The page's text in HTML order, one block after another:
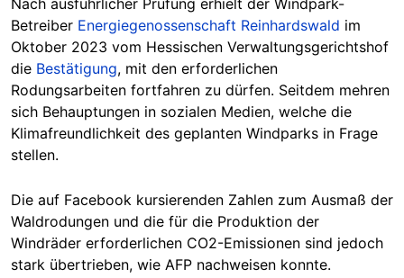
Nach ausführlicher Prüfung erhielt der Windpark-
Betreiber Energiegenossenschaft Reinhardswald im
Oktober 2023 vom Hessischen Verwaltungsgerichtshof
die Bestätigung, mit den erforderlichen
Rodungsarbeiten fortfahren zu dürfen. Seitdem mehren
sich Behauptungen in sozialen Medien, welche die
Klimafreundlichkeit des geplanten Windparks in Frage
stellen.
Die auf Facebook kursierenden Zahlen zum Ausmaß der
Waldrodungen und die für die Produktion der
Windräder erforderlichen CO2-Emissionen sind jedoch
stark übertrieben, wie AFP nachweisen konnte.